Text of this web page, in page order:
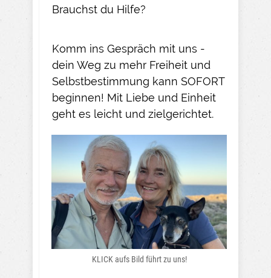
Brauchst du Hilfe?
Komm ins Gespräch mit uns -
dein Weg zu mehr Freiheit und
Selbstbestimmung kann SOFORT
beginnen! Mit Liebe und Einheit
geht es leicht und zielgerichtet.
KLICK aufs Bild führt zu uns!